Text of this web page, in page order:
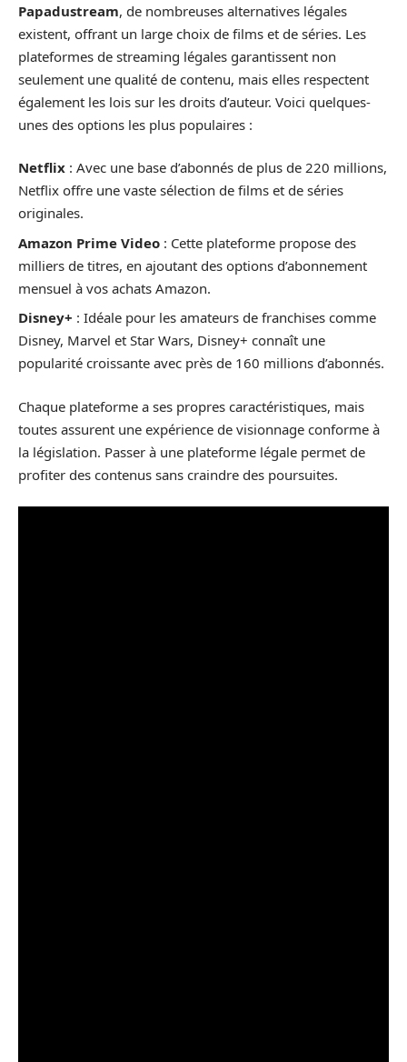
Papadustream, de nombreuses alternatives légales
existent, offrant un large choix de films et de séries. Les
plateformes de streaming légales garantissent non
seulement une qualité de contenu, mais elles respectent
également les lois sur les droits d’auteur. Voici quelques-
unes des options les plus populaires :
Netflix : Avec une base d’abonnés de plus de 220 millions,
Netflix offre une vaste sélection de films et de séries
originales.
Amazon Prime Video : Cette plateforme propose des
milliers de titres, en ajoutant des options d’abonnement
mensuel à vos achats Amazon.
Disney+ : Idéale pour les amateurs de franchises comme
Disney, Marvel et Star Wars, Disney+ connaît une
popularité croissante avec près de 160 millions d’abonnés.
Chaque plateforme a ses propres caractéristiques, mais
toutes assurent une expérience de visionnage conforme à
la législation. Passer à une plateforme légale permet de
profiter des contenus sans craindre des poursuites.